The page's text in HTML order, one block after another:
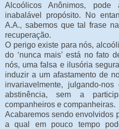
Alcoólicos Anônimos,
inabalável propósito. No
A.A., sabemos que tal frase
recuperação.
O perigo existe para nós,
do ‘nunca mais’ está no fato
nós, uma falsa e ilusória
induzir a um afastamento de
invariavelmente, julgando-
abstinência, sem a
companheiros e companheiras.
Acabaremos sendo envolvidos
a qual em pouco tempo